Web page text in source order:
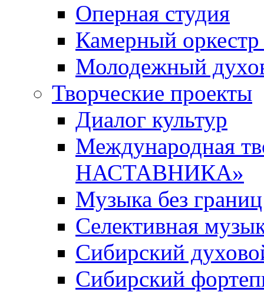
Оперная студия
Камерный оркестр
Молодежный
Творческие проекты
Диалог культур
Международная
НАСТАВНИКА»
Музыка без границ
Селективная
Сибирский
Сибирский